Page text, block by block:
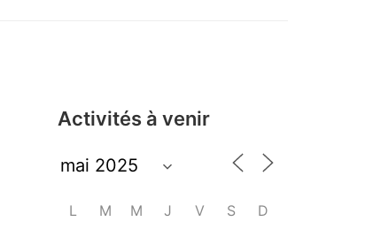
Activités à venir
L M M J V S D